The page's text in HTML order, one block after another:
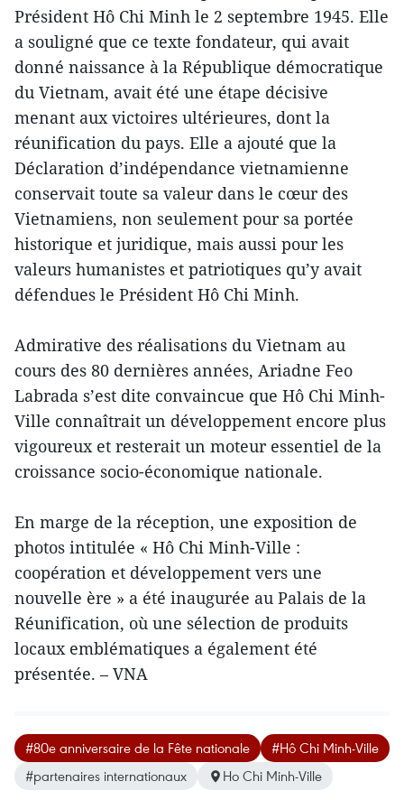
Président Hô Chi Minh le 2 septembre 1945. Elle
a souligné que ce texte fondateur, qui avait
donné naissance à la République démocratique
du Vietnam, avait été une étape décisive
menant aux victoires ultérieures, dont la
réunification du pays. Elle a ajouté que la
Déclaration d’indépendance vietnamienne
conservait toute sa valeur dans le cœur des
Vietnamiens, non seulement pour sa portée
historique et juridique, mais aussi pour les
valeurs humanistes et patriotiques qu’y avait
défendues le Président Hô Chi Minh.
Admirative des réalisations du Vietnam au
cours des 80 dernières années, Ariadne Feo
Labrada s’est dite convaincue que Hô Chi Minh-
Ville connaîtrait un développement encore plus
vigoureux et resterait un moteur essentiel de la
croissance socio-économique nationale.
En marge de la réception, une exposition de
photos intitulée « Hô Chi Minh-Ville :
coopération et développement vers une
nouvelle ère » a été inaugurée au Palais de la
Réunification, où une sélection de produits
locaux emblématiques a également été
présentée. – VNA
#80e anniversaire de la Fête nationale
#Hô Chi Minh-Ville
#partenaires internationaux
Ho Chi Minh-Ville